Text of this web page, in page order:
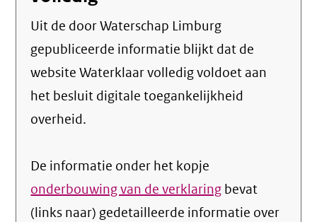
Uit de door Waterschap Limburg
gepubliceerde informatie blijkt dat de
website Waterklaar volledig voldoet aan
het besluit digitale toegankelijkheid
overheid.
De informatie onder het kopje
onderbouwing van de verklaring bevat
(links naar) gedetailleerde informatie over